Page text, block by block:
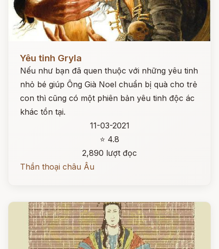
Yêu tinh Gryla
Nếu như bạn đã quen thuộc với những yêu tinh
nhỏ bé giúp Ông Già Noel chuẩn bị quà cho trẻ
con thì cũng có một phiên bản yêu tinh độc ác
khác tồn tại.
11-03-2021
⭐ 4.8
2,890 lượt đọc
Thần thoại châu Âu